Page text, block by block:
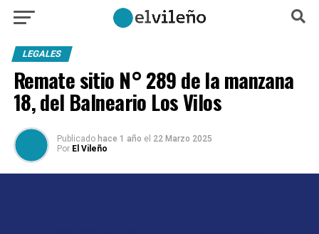
LEGALES
Remate sitio N° 289 de la manzana
18, del Balneario Los Vilos
Publicado hace 1 año el 22 Marzo 2025
Por El Vileño